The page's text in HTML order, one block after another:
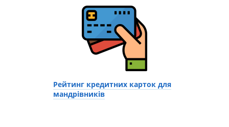
Рейтинг кредитних карток для
мандрівників